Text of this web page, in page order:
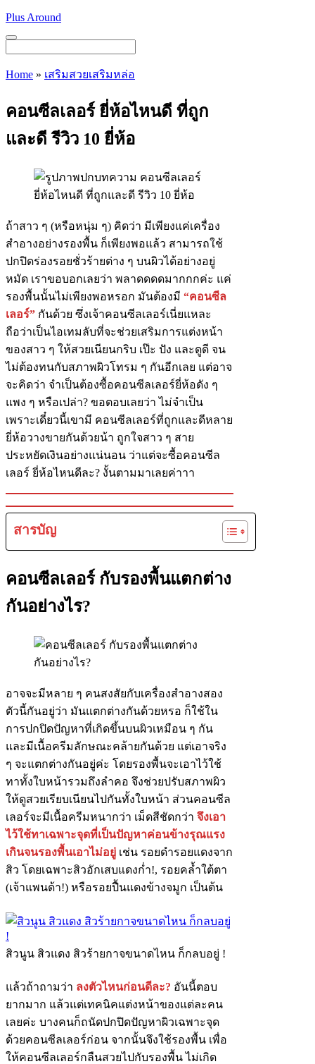
Skip
content
Plus Around
Menu
Home » เสริมสวยเสริมหล่อ
คอนซีลเลอร์ ยี่ห้อไหนดี ที่ถูก
และดี รีวิว 10 ยี่ห้อ
ถ้าสาว ๆ (หรือหนุ่ม ๆ) คิดว่า มีเพียงแค่เครื่อง
สำอางอย่างรองพื้น ก็เพียงพอแล้ว สามารถใช้
ปกปิดร่องรอยชั่วร้ายต่าง ๆ บนผิวได้อย่างอยู่
หมัด เราขอบอกเลยว่า พลาดดดดมากกกค่ะ แค่
รองพื้นนั้นไม่เพียงพอหรอก มันต้องมี “คอนซีล
เลอร์” กันด้วย ซึ่งเจ้าคอนซีลเลอร์เนี่ยแหละ
ถือว่าเป็นไอเทมลับที่จะช่วยเสริมการแต่งหน้า
ของสาว ๆ ให้สวยเนียนกริบ เป๊ะ ปัง และดูดี จน
ไม่ต้องทนกับสภาพผิวโทรม ๆ กันอีกเลย แต่อาจ
จะคิดว่า จำเป็นต้องซื้อคอนซีลเลอร์ยี่ห้อดัง ๆ
แพง ๆ หรือเปล่า? ขอตอบเลยว่า ไม่จำเป็น
เพราะเดี๋ยวนี้เขามี คอนซีลเลอร์ที่ถูกและดีหลาย
ยี่ห้อวางขายกันด้วยน้า ถูกใจสาว ๆ สาย
ประหยัดเงินอย่างแน่นอน ว่าแต่จะซื้อคอนซีล
เลอร์ ยี่ห้อไหนดีละ? งั้นตามมาเลยค่าาา
สารบัญ
คอนซีลเลอร์ กับรองพื้นแตกต่าง
กันอย่างไร?
อาจจะมีหลาย ๆ คนสงสัยกับเครื่องสำอางสอง
ตัวนี้กันอยู่ว่า มันแตกต่างกันด้วยหรอ ก็ใช้ใน
การปกปิดปัญหาที่เกิดขึ้นบนผิวเหมือน ๆ กัน
และมีเนื้อครีมลักษณะคล้ายกันด้วย แต่เอาจริง
ๆ จะแตกต่างกันอยู่ค่ะ โดยรองพื้นจะเอาไว้ใช้
ทาทั้งใบหน้ารวมถึงลำคอ จึงช่วยปรับสภาพผิว
ให้ดูสวยเรียบเนียนไปกันทั้งใบหน้า ส่วนคอนซีล
เลอร์จะมีเนื้อครีมหนากว่า เม็ดสีชัดกว่า จึงเอา
ไว้ใช้ทาเฉพาะจุดที่เป็นปัญหาค่อนข้างรุณแรง
เกินจนรองพื้นเอาไม่อยู่ เช่น รอยดำรอยแดงจาก
สิว โดยเฉพาะสิวอักเสบแดงก่ำ!, รอยคล้ำใต้ตา
(เจ้าแพนด้า!) หรือรอยปื้นแดงข้างจมูก เป็นต้น
สิวนูน สิวแดง สิวร้ายกาจขนาดไหน ก็กลบอยู่ !
แล้วถ้าถามว่า ลงตัวไหนก่อนดีละ? อันนี้ตอบ
ยากมาก แล้วแต่เทคนิคแต่งหน้าของแต่ละคน
เลยค่ะ บางคนก็ถนัดปกปิดปัญหาผิวเฉพาะจุด
ด้วยคอนซีลเลอร์ก่อน จากนั้นจึงใช้รองพื้น เพื่อ
ให้คอนซีลเลอร์กลืนสวยไปกับรองพื้น ไม่เกิด